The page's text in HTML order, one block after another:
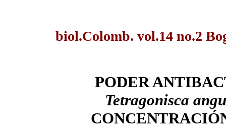
biol.Colomb. vol.14 no.2
PODER
Tetragonisca